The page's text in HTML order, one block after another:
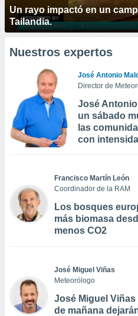
Un rayo impactó en un
Tailandia.
Nuestros expertos
José Antonio
Director de
José
un sábado
las
con
Francisco Martín León
Coordinador de la RAM
Los bosques
más biomasa
menos CO2
José Miguel Viñas
Meteorólogo
José Miguel
de mañana